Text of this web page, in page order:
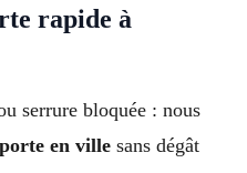
rapide à
serrure bloquée : nous
en ville sans dégât